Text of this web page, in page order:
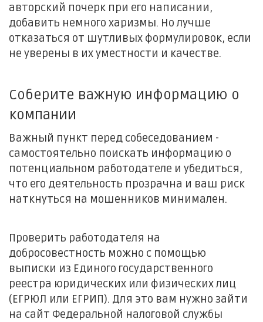
авторский почерк при его написании,
добавить немного харизмы. Но лучше
отказаться от шутливых формулировок, если
не уверены в их уместности и качестве.
Соберите важную информацию о
компании
Важный пункт перед собеседованием -
самостоятельно поискать информацию о
потенциальном работодателе и убедиться,
что его деятельность прозрачна и ваш риск
наткнуться на мошенников минимален.
Проверить работодателя на
добросовестность можно с помощью
выписки из Единого государственного
реестра юридических или физических лиц
(ЕГРЮЛ или ЕГРИП). Для это вам нужно зайти
на сайт Федеральной налоговой службы